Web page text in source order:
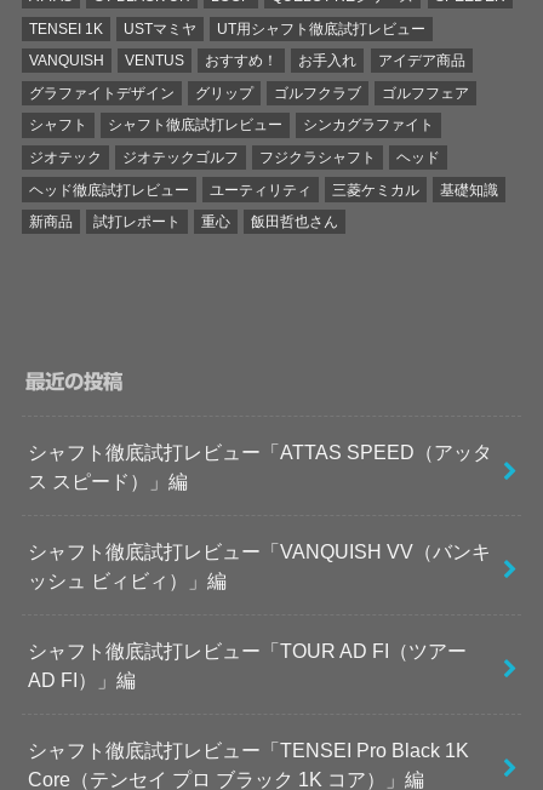
TENSEI 1K
USTマミヤ
UT用シャフト徹底試打レビュー
VANQUISH
VENTUS おすすめ！ お手入れ
アイデア商品
グラファイトデザイン
グリップ ゴルフクラブ
ゴルフフェア
シャフト
シャフト徹底試打レビュー
シンカグラファイト
ジオテック
ジオテックゴルフ フジクラシャフト
ヘッド
ヘッド徹底試打レビュー
ユーティリティ 三菱ケミカル
基礎知識
新商品
試打レポート 重心 飯田哲也さん
最近の投稿
シャフト徹底試打レビュー「ATTAS SPEED（アッタ
ス スピード）」編
シャフト徹底試打レビュー「VANQUISH VV（バンキ
ッシュ ビィビィ）」編
シャフト徹底試打レビュー「TOUR AD FI（ツアー
AD FI）」編
シャフト徹底試打レビュー「TENSEI Pro Black 1K
Core（テンセイ プロ ブラック 1K コア）」編